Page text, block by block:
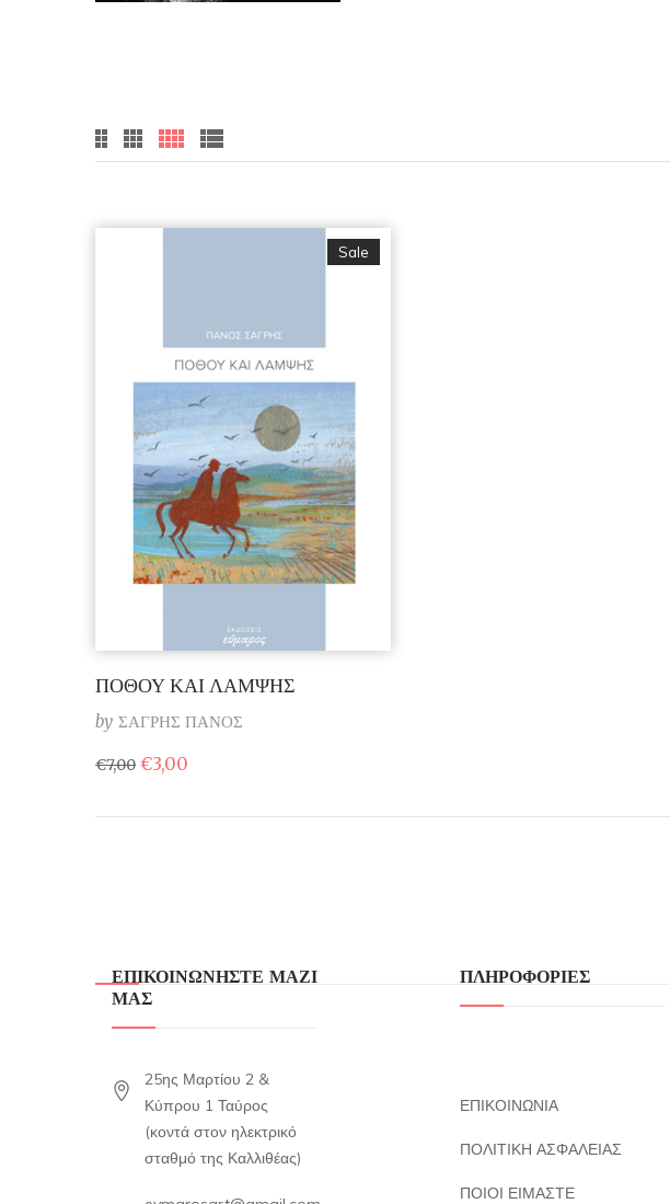
Sale
ΠΟΘΟΥ ΚΑΙ ΛΑΜΨΗΣ
by ΣΑΓΡΗΣ ΠΑΝΟΣ
€7,00 Original
price
€7,00.
€3,00
είναι:
ΕΠΙΚΟΙΝΩΝΗΣΤΕ ΜΑΖΙ
ΜΑΣ
25ης Μαρτίου 2 &
Κύπρου 1 Ταύρος
(κοντά στον ηλεκτρικό
σταθμό της Καλλιθέας)
ΠΛΗΡΟΦΟΡΙΕΣ
ΕΠΙΚΟΙΝΩΝΙΑ
ΠΟΛΙΤΙΚΗ ΑΣΦΑΛΕΙΑΣ
ΠΟΙΟΙ ΕΙΜΑΣΤΕ